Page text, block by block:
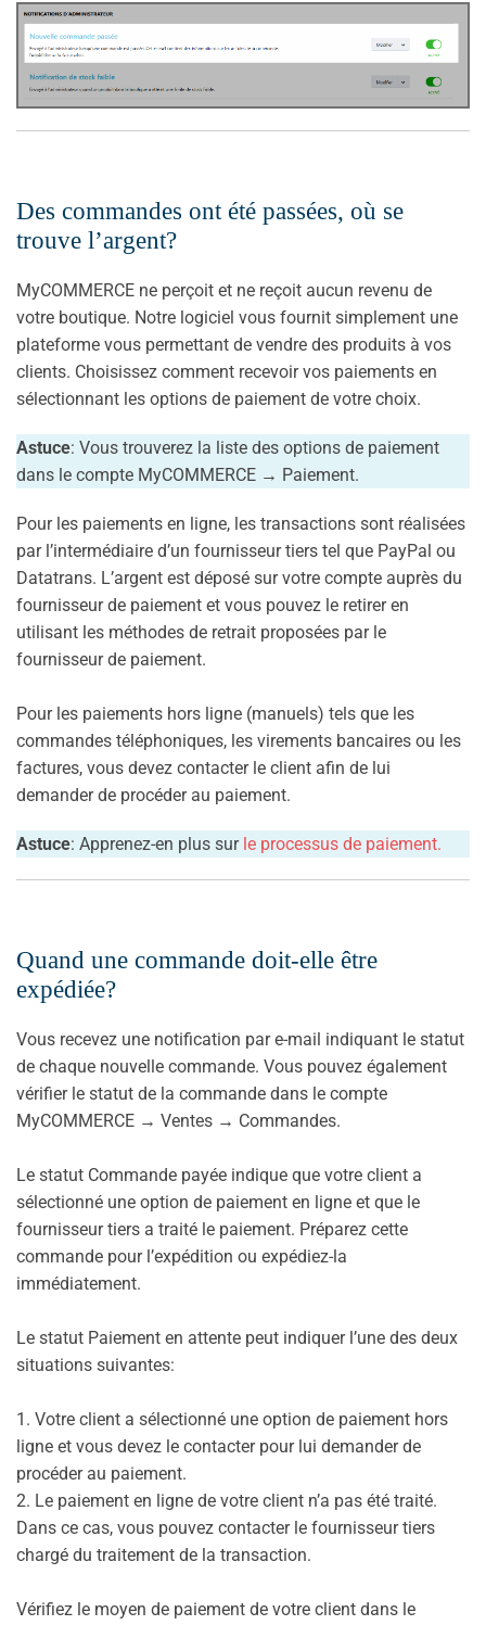
Des commandes ont été passées, où se
trouve l’argent?
MyCOMMERCE ne perçoit et ne reçoit aucun revenu de
votre boutique. Notre logiciel vous fournit simplement une
plateforme vous permettant de vendre des produits à vos
clients. Choisissez comment recevoir vos paiements en
sélectionnant les options de paiement de votre choix.
Astuce: Vous trouverez la liste des options de paiement
dans le compte MyCOMMERCE → Paiement.
Pour les paiements en ligne, les transactions sont réalisées
par l’intermédiaire d’un fournisseur tiers tel que PayPal ou
Datatrans. L’argent est déposé sur votre compte auprès du
fournisseur de paiement et vous pouvez le retirer en
utilisant les méthodes de retrait proposées par le
fournisseur de paiement.
Pour les paiements hors ligne (manuels) tels que les
commandes téléphoniques, les virements bancaires ou les
factures, vous devez contacter le client afin de lui
demander de procéder au paiement.
Astuce: Apprenez-en plus sur le processus de paiement.
Quand une commande doit-elle être
expédiée?
Vous recevez une notification par e-mail indiquant le statut
de chaque nouvelle commande. Vous pouvez également
vérifier le statut de la commande dans le compte
MyCOMMERCE → Ventes → Commandes.
Le statut Commande payée indique que votre client a
sélectionné une option de paiement en ligne et que le
fournisseur tiers a traité le paiement. Préparez cette
commande pour l’expédition ou expédiez-la
immédiatement.
Le statut Paiement en attente peut indiquer l’une des deux
situations suivantes:
1. Votre client a sélectionné une option de paiement hors
ligne et vous devez le contacter pour lui demander de
procéder au paiement.
2. Le paiement en ligne de votre client n’a pas été traité.
Dans ce cas, vous pouvez contacter le fournisseur tiers
chargé du traitement de la transaction.
Vérifiez le moyen de paiement de votre client dans le